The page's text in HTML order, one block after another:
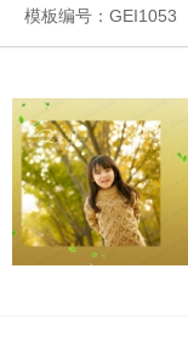
模板编号：GEI1053